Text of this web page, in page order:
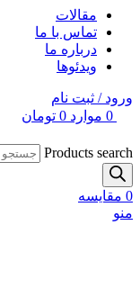
مقالات
تماس با ما
درباره ما
ویدئوها
ورود / ثبت نام
0 موارد 0 تومان
Products search
0 مقایسه
منو